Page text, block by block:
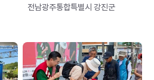
전남광주통합특별시 강진군